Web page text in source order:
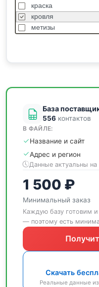
краска
кровля
метизы
База
556 контактов
В ФАЙЛЕ:
Название и сайт
Адрес и регион
Данные актуальны
1 500 ₽
Минимальный заказ
Каждую базу готовим
— поэтому есть
Скачать
Реальные данные